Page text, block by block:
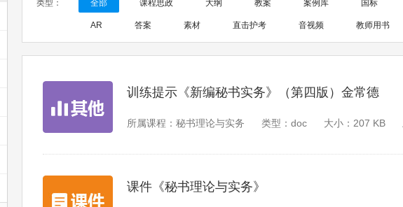
类型： 全部 课程思政 大纲 教案 案例库 国标
AR 答案 素材 直击护考 音视频 教师用书
训练提示《新编秘书实务》（第四版）金常德
所属课程：秘书理论与实务 类型：doc 大小：207 KB
课件《秘书理论与实务》